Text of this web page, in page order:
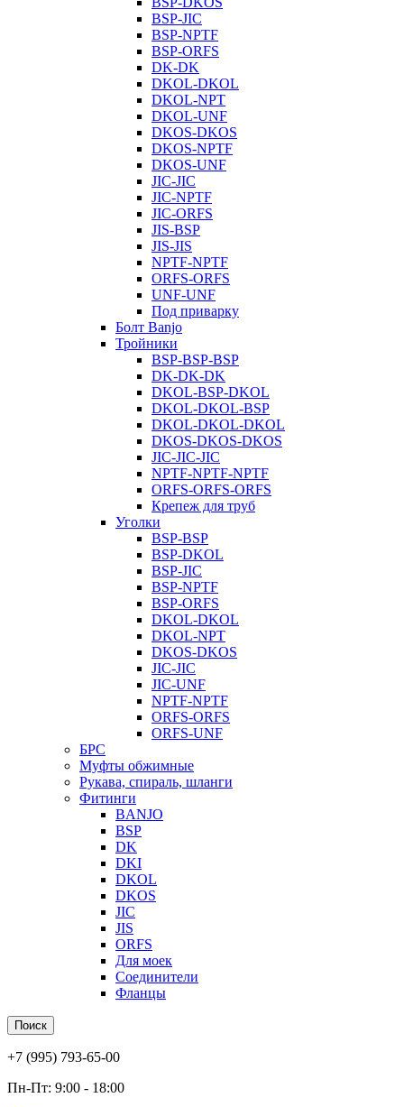
BSP-JIC
BSP-NPTF
BSP-ORFS
DK-DK
DKOL-DKOL
DKOL-NPT
DKOL-UNF
DKOS-DKOS
DKOS-NPTF
DKOS-UNF
JIC-JIC
JIC-NPTF
JIC-ORFS
JIS-BSP
JIS-JIS
NPTF-NPTF
ORFS-ORFS
UNF-UNF
Под приварку
Болт Banjo
Тройники
BSP-BSP-BSP
DK-DK-DK
DKOL-BSP-DKOL
DKOL-DKOL-BSP
DKOL-DKOL-DKOL
DKOS-DKOS-DKOS
JIC-JIC-JIC
NPTF-NPTF-NPTF
ORFS-ORFS-ORFS
Крепеж для труб
Уголки
BSP-BSP
BSP-DKOL
BSP-JIC
BSP-NPTF
BSP-ORFS
DKOL-DKOL
DKOL-NPT
DKOS-DKOS
JIC-JIC
JIC-UNF
NPTF-NPTF
ORFS-ORFS
ORFS-UNF
БРС
Муфты обжимные
Рукава, спираль, шланги
Фитинги
BANJO
BSP
DK
DKI
DKOL
DKOS
JIC
JIS
ORFS
Для моек
Соединители
Фланцы
Поиск
+7 (995) 793-65-00
Пн-Пт: 9:00 - 18:00